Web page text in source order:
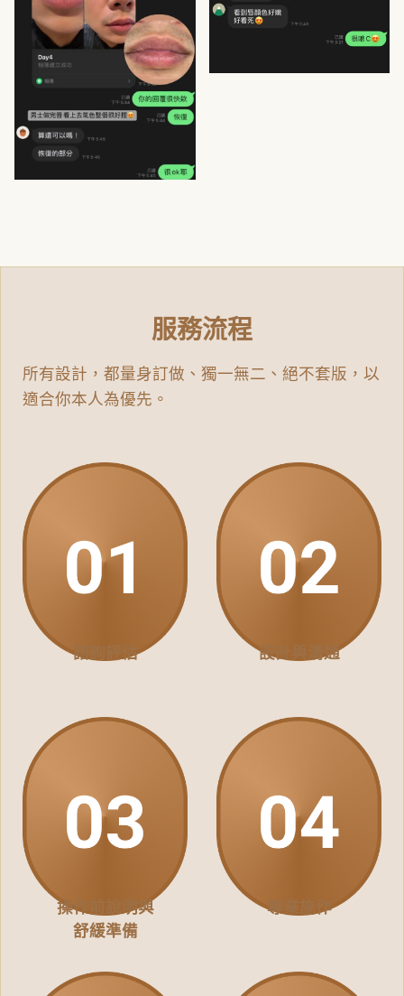
服務流程
所有設計，都量身訂做、獨一無二、絕不套版，以
適合你本人為優先。
諮詢評估 設計與溝通
操作前說明與
舒緩準備
專業施作